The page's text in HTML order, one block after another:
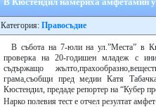
Категория: Правосъдие
В събота на 7-юли на ул.”Места” в
проверка на 20-годишен младеж с
съдържащо
грама,съобщи пред медии Катя
Кюстендил, предаде репортер на “Кубер
Нарко полевия тест е отчел резултат